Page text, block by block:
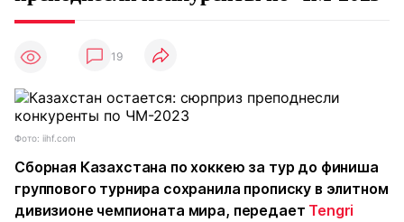
19
Фото: iihf.com
Сборная Казахстана по хоккею за тур до финиша
группового турнира сохранила прописку в элитном
дивизионе чемпионата мира, передает Tengri